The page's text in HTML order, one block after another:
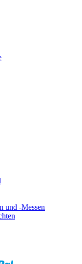
und -Messen